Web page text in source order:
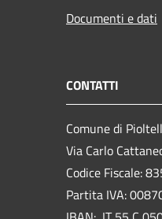
Documenti e dati
CONTATTI
Comune di
Via Carlo
Codice Fiscale:
Partita IVA: